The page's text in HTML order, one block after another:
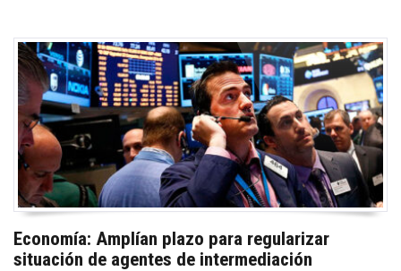
Economía: Amplían plazo para regularizar
situación de agentes de intermediación